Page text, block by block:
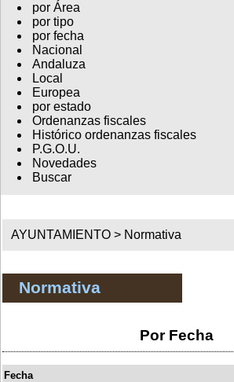
por Área
por tipo
por fecha
Nacional
Andaluza
Local
Europea
por estado
Ordenanzas fiscales
Histórico ordenanzas fiscales
P.G.O.U.
Novedades
Buscar
AYUNTAMIENTO > Normativa
Normativa
Por Fecha
Fecha